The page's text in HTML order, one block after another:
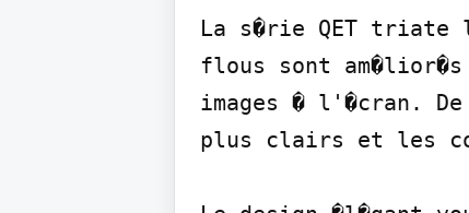
La s�rie QET triate
flous sont
images � l'�cran.
plus clairs et les